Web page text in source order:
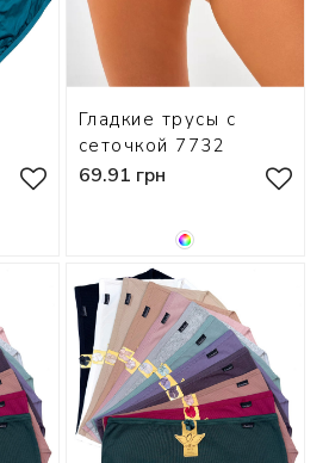
Гладкие трусы с
сеточкой 7732
69.91 грн